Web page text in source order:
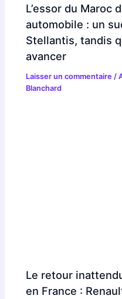
L’essor du Maroc
automobile : un
Stellantis, tandis
avancer
Laisser un commentaire /
Blanchard
Le retour
en France :